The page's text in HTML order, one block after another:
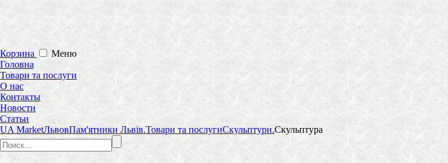
Корзина
Меню
Головна
Товари та послуги
О нас
Контакты
Новости
Статьи
UA MarketЛьвовПам'ятники Львів.Товари та послугиСкульптури.Скульптура